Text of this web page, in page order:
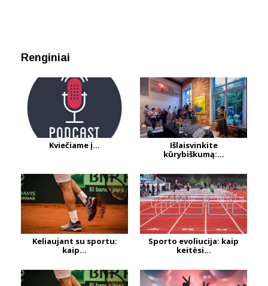
Renginiai
Kviečiame į...
Išlaisvinkite
kūrybiškumą:...
Keliaujant su sportu:
kaip...
Sporto evoliucija: kaip
keitėsi...